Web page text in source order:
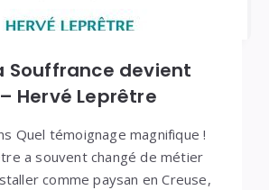
Souffrance devient
Hervé Leprêtre
Quel témoignage magnifique !
a souvent changé de métier
comme paysan en Creuse,